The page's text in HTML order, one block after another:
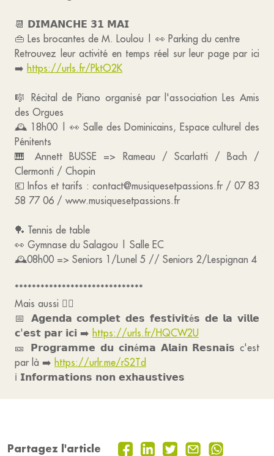
📆 𝗗𝗜𝗠𝗔𝗡𝗖𝗛𝗘 𝟯𝟭 𝗠𝗔𝗜
👜 Les brocantes de M. Loulou | 👀 Parking du centre
Retrouvez leur activité en temps réel sur leur page par ici
➡️ https://urls.fr/PktO2K
🎼 Récital de Piano organisé par l'association Les Amis
des Orgues
🕰️ 18h00 | 👀 Salle des Dominicains, Espace culturel des
Pénitents
🎹 Annett BUSSE => Rameau / Scarlatti / Bach /
Clermonti / Chopin
💶 Infos et tarifs : contact@musiquesetpassions.fr / 07 83
58 77 06 / www.musiquesetpassions.fr
🏓 Tennis de table
👀 Gymnase du Salagou | Salle EC
🕰️08h00 => Seniors 1/Lunel 5 // Seniors 2/Lespignan 4
******************************
Mais aussi 👇🏻
📅 𝗔𝗴𝗲𝗻𝗱𝗮 𝗰𝗼𝗺𝗽𝗹𝗲𝘁 𝗱𝗲𝘀 𝗳𝗲𝘀𝘁𝗶𝘃𝗶𝘁é𝘀 𝗱𝗲 𝗹𝗮 𝘃𝗶𝗹𝗹𝗲
𝗰'𝗲𝘀𝘁 𝗽𝗮𝗿 𝗶𝗰𝗶 ➡️ https://urls.fr/HQCW2U
🎫 𝗣𝗿𝗼𝗴𝗿𝗮𝗺𝗺𝗲 𝗱𝘂 𝗰𝗶𝗻é𝗺𝗮 𝗔𝗹𝗮𝗶𝗻 𝗥𝗲𝘀𝗻𝗮𝗶𝘀 c'est
par là ➡️ https://urlr.me/rS2Td
ℹ️ 𝗜𝗻𝗳𝗼𝗿𝗺𝗮𝘁𝗶𝗼𝗻𝘀 𝗻𝗼𝗻 𝗲𝘅𝗵𝗮𝘂𝘀𝘁𝗶𝘃𝗲𝘀
Partagez l'article